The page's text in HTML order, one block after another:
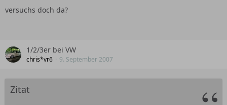
versuchs doch da?
1/2/3er bei VW
chris*vr6 9. September 2007
Zitat